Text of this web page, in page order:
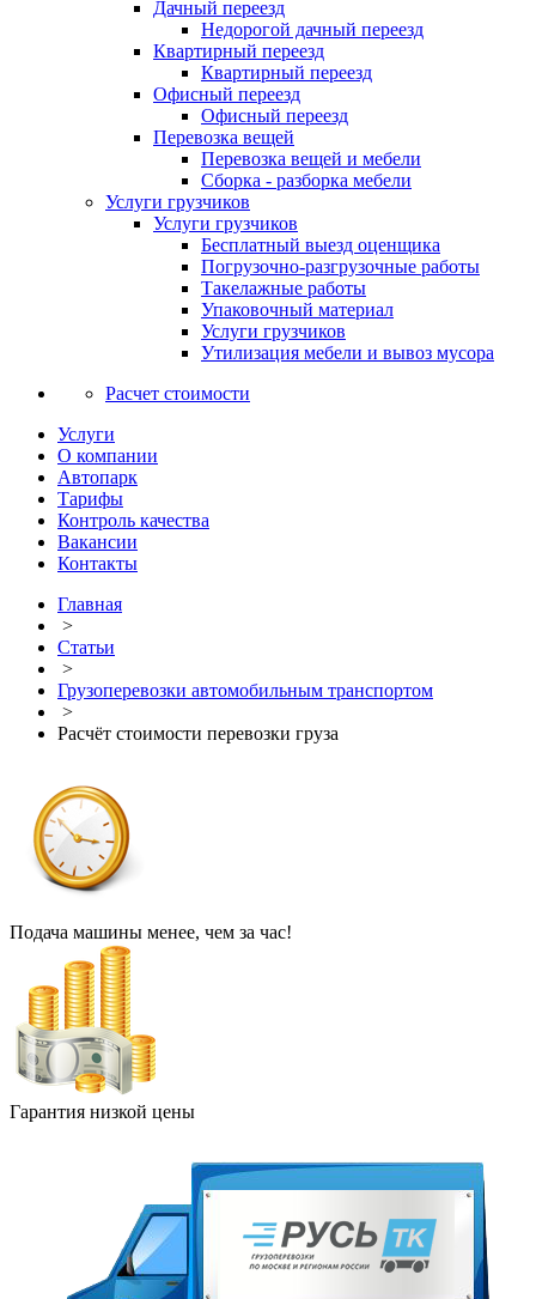
Дачный переезд
Недорогой дачный переезд
Квартирный переезд
Квартирный переезд
Офисный переезд
Офисный переезд
Перевозка вещей
Перевозка вещей и мебели
Сборка - разборка мебели
Услуги грузчиков
Услуги грузчиков
Бесплатный выезд оценщика
Погрузочно-разгрузочные работы
Такелажные работы
Упаковочный материал
Услуги грузчиков
Утилизация мебели и вывоз мусора
Расчет стоимости
Услуги
О компании
Автопарк
Тарифы
Контроль качества
Вакансии
Контакты
Главная
>
Статьи
>
Грузоперевозки автомобильным транспортом
>
Расчёт стоимости перевозки груза
Подача машины менее, чем за час!
Гарантия низкой цены